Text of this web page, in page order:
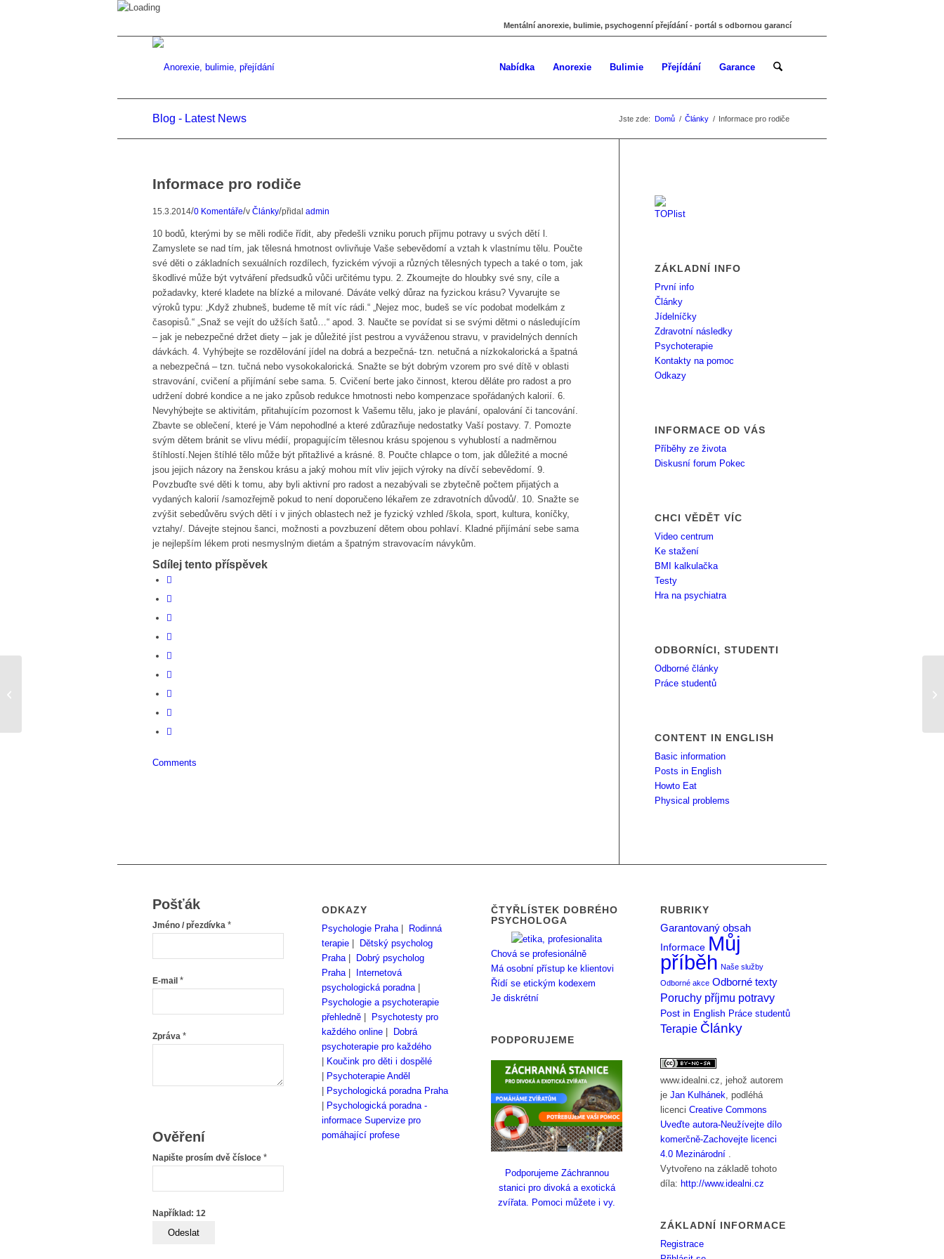
Mentální anorexie, bulimie, psychogenní přejídání - portál s odbornou garancí
Nabídka Anorexie Bulimie Přejídání Garance
Blog - Latest News Jste zde: Domů / Články / Informace pro rodiče
Informace pro rodiče
15.3.2014/0 Komentáře/v Články/přidal admin
10 bodů, kterými by se měli rodiče řídit, aby předešli vzniku poruch příjmu potravy u svých dětí l.
Zamyslete se nad tím, jak tělesná hmotnost ovlivňuje Vaše sebevědomí a vztah k vlastnímu tělu. Poučte
své děti o základních sexuálních rozdílech, fyzickém vývoji a různých tělesných typech a také o tom, jak
škodlivé může být vytváření předsudků vůči určitému typu. 2. Zkoumejte do hloubky své sny, cíle a
požadavky, které kladete na blízké a milované. Dáváte velký důraz na fyzickou krásu? Vyvarujte se
výroků typu: „Když zhubneš, budeme tě mít víc rádi.“ „Nejez moc, budeš se víc podobat modelkám z
časopisů.“ „Snaž se vejít do užších šatů…“ apod. 3. Naučte se povídat si se svými dětmi o následujícím
– jak je nebezpečné držet diety – jak je důležité jíst pestrou a vyváženou stravu, v pravidelných denních
dávkách. 4. Vyhýbejte se rozdělování jídel na dobrá a bezpečná- tzn. netučná a nízkokalorická a špatná
a nebezpečná – tzn. tučná nebo vysokokalorická. Snažte se být dobrým vzorem pro své dítě v oblasti
stravování, cvičení a přijímání sebe sama. 5. Cvičení berte jako činnost, kterou děláte pro radost a pro
udržení dobré kondice a ne jako způsob redukce hmotnosti nebo kompenzace spořádaných kalorií. 6.
Nevyhýbejte se aktivitám, přitahujícím pozornost k Vašemu tělu, jako je plavání, opalování či tancování.
Zbavte se oblečení, které je Vám nepohodlné a které zdůrazňuje nedostatky Vaší postavy. 7. Pomozte
svým dětem bránit se vlivu médií, propagujícím tělesnou krásu spojenou s vyhublostí a nadměrnou
štíhlostí.Nejen štíhlé tělo může být přitažlivé a krásné. 8. Poučte chlapce o tom, jak důležité a mocné
jsou jejich názory na ženskou krásu a jaký mohou mít vliv jejich výroky na dívčí sebevědomí. 9.
Povzbuďte své děti k tomu, aby byli aktivní pro radost a nezabývali se zbytečně počtem přijatých a
vydaných kalorií /samozřejmě pokud to není doporučeno lékařem ze zdravotních důvodů/. 10. Snažte se
zvýšit sebedůvěru svých dětí i v jiných oblastech než je fyzický vzhled /škola, sport, kultura, koníčky,
vztahy/. Dávejte stejnou šanci, možnosti a povzbuzení dětem obou pohlaví. Kladné přijímání sebe sama
je nejlepším lékem proti nesmyslným dietám a špatným stravovacím návykům.
Sdílej tento příspěvek
Comments
ZÁKLADNÍ INFO
První info
Články
Jídelníčky
Zdravotní následky
Psychoterapie
Kontakty na pomoc
Odkazy
INFORMACE OD VÁS
Příběhy ze života
Diskusní forum Pokec
CHCI VĚDĚT VÍC
Video centrum
Ke stažení
BMI kalkulačka
Testy
Hra na psychiatra
ODBORNÍCI, STUDENTI
Odborné články
Práce studentů
CONTENT IN ENGLISH
Basic information
Posts in English
Howto Eat
Physical problems
Pošťák
Jméno / přezdívka *
E-mail *
Zpráva *
Ověření
Napište prosím dvě čísloce *
Například: 12
ODKAZY
Psychologie Praha|
Rodinná
terapie
Dětský psycholog
Praha|
Dobrý psycholog
Praha|
Internetová
psychologická poradna|
Psychologie a psychoterapie
přehledně
Psychotesty pro
každého online
Dobrá
psychoterapie pro každého
Koučink pro děti i dospělé
Psychoterapie Anděl
Psychologická poradna Praha
Psychologická poradna -
informace Supervize pro
pomáhající profese
ČTYŘLÍSTEK DOBRÉHO
PSYCHOLOGA
Chová se profesionálně
Má osobní přístup ke klientovi
Řídí se etickým kodexem
Je diskrétní
PODPORUJEME
Podporujeme Záchrannou
stanici pro divoká a exotická
zvířata. Pomoci můžete i vy.
RUBRIKY
Garantovaný obsah
Informace Můj
příběh Naše služby
Odborné akce Odborné texty
Poruchy příjmu potravy
Post in English Práce studentů
Terapie Články
www.idealni.cz, jehož autorem
jeJan Kulhánek, podléhá
licenciCreative Commons
Uveďte autora-Neužívejte dílo
komerčně-Zachovejte licenci
4.0 Mezinárodní .
Vytvořeno na základě tohoto
díla: http://www.idealni.cz
ZÁKLADNÍ INFORMACE
Registrace